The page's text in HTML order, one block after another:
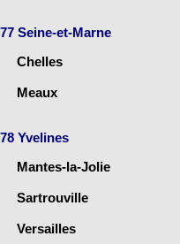
77 Seine-et-Marne
Chelles
Meaux
78 Yvelines
Mantes-la-Jolie
Sartrouville
Versailles